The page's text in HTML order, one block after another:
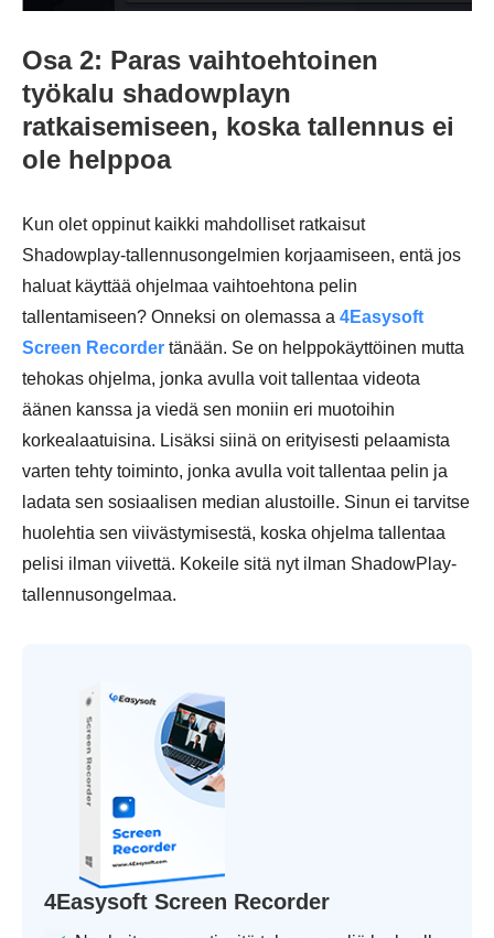
Osa 2: Paras vaihtoehtoinen
työkalu shadowplayn
ratkaisemiseen, koska tallennus ei
ole helppoa
Kun olet oppinut kaikki mahdolliset ratkaisut
Shadowplay-tallennusongelmien korjaamiseen, entä jos
haluat käyttää ohjelmaa vaihtoehtona pelin
tallentamiseen? Onneksi on olemassa a 4Easysoft
Screen Recorder tänään. Se on helppokäyttöinen mutta
tehokas ohjelma, jonka avulla voit tallentaa videota
äänen kanssa ja viedä sen moniin eri muotoihin
korkealaatuisina. Lisäksi siinä on erityisesti pelaamista
varten tehty toiminto, jonka avulla voit tallentaa pelin ja
ladata sen sosiaalisen median alustoille. Sinun ei tarvitse
huolehtia sen viivästymisestä, koska ohjelma tallentaa
pelisi ilman viivettä. Kokeile sitä nyt ilman ShadowPlay-
tallennusongelmaa.
4Easysoft Screen Recorder